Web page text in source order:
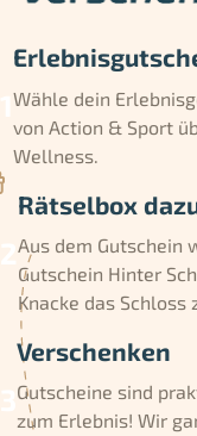
Wähle dein
von Action & Sport
Wellness.
Rätselbox
Aus dem Gutschein
Gutschein Hinter
Knacke das Schloss
Verschenken
Gutscheine sind
zum Erlebnis! Wir